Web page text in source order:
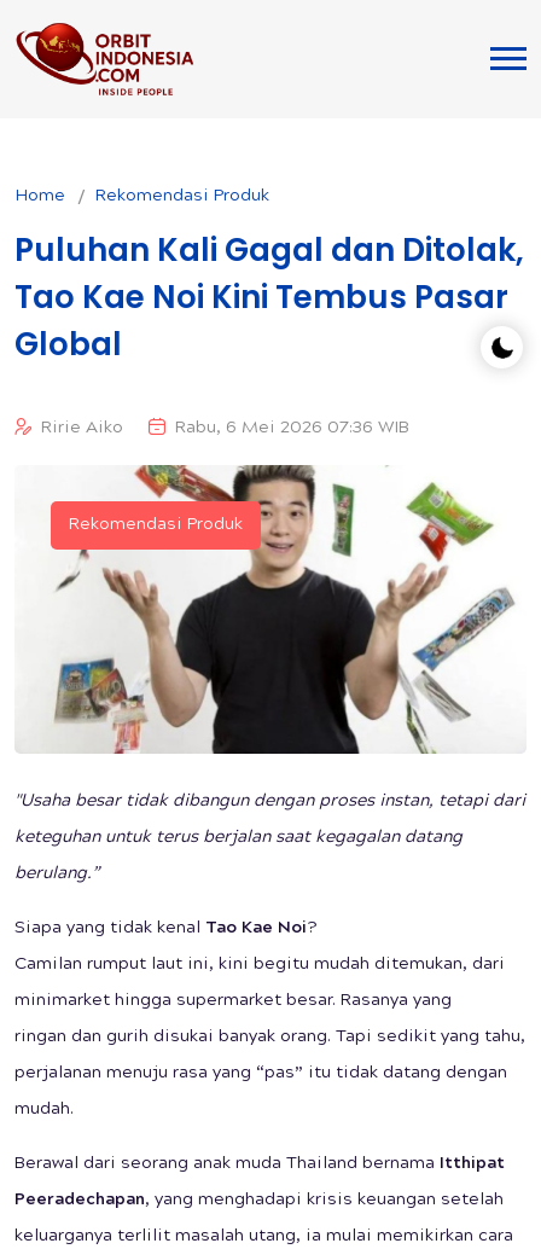
Home Rekomendasi Produk
Puluhan Kali Gagal dan Ditolak,
Tao Kae Noi Kini Tembus Pasar
Global
Ririe Aiko Rabu, 6 Mei 2026 07:36 WIB
Rekomendasi Produk
"Usaha besar tidak dibangun dengan proses instan, tetapi dari
keteguhan untuk terus berjalan saat kegagalan datang
berulang.”
Siapa yang tidak kenal Tao Kae Noi?
Camilan rumput laut ini, kini begitu mudah ditemukan, dari
minimarket hingga supermarket besar. Rasanya yang
ringan dan gurih disukai banyak orang. Tapi sedikit yang tahu,
perjalanan menuju rasa yang “pas” itu tidak datang dengan
mudah.
Berawal dari seorang anak muda Thailand bernama Itthipat
Peeradechapan, yang menghadapi krisis keuangan setelah
keluarganya terlilit masalah utang, ia mulai memikirkan cara